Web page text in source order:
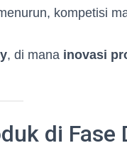
kompetisi
, di mana inovasi
di Fase